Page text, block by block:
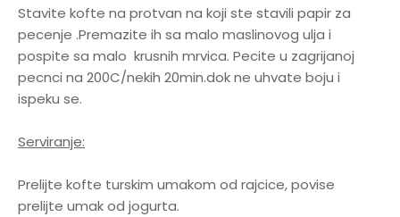
Stavite kofte na protvan na koji ste stavili papir za
pecenje .Premazite ih sa malo maslinovog ulja i
pospite sa malo krusnih mrvica. Pecite u zagrijanoj
pecnci na 200C/nekih 20min.dok ne uhvate boju i
ispeku se.
Serviranje:
Prelijte kofte turskim umakom od rajcice, povise
prelijte umak od jogurta.